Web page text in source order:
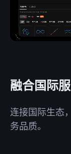
融合国际
连接国际生态
务品质。